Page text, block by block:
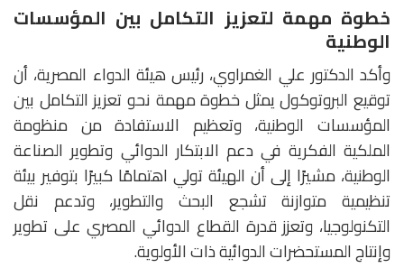
خطوة مهمة لتعزيز التكامل بين المؤسسات
الوطنية
وأكد الدكتور علي الغمراوي، رئيس هيئة الدواء المصرية، أن
توقيع البروتوكول يمثل خطوة مهمة نحو تعزيز التكامل بين
المؤسسات الوطنية، وتعظيم الاستفادة من منظومة
الملكية الفكرية في دعم الابتكار الدوائي وتطوير الصناعة
الوطنية، مشيرًا إلى أن الهيئة تولي اهتمامًا كبيرًا بتوفير بيئة
تنظيمية متوازنة تشجع البحث والتطوير، وتدعم نقل
التكنولوجيا، وتعزز قدرة القطاع الدوائي المصري على تطوير
وإنتاج المستحضرات الدوائية ذات الأولوية.